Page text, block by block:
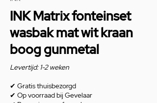
INK Matrix fonteinset
wasbak mat wit kraan
boog gunmetal
Levertijd: 1-2 weken
✔ Gratis thuisbezorgd
✔ Op voorraad bij Gevelaar